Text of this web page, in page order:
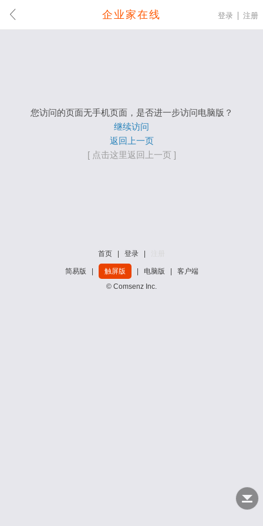
企业家在线 登录 注册
您访问的页面无手机页面，是否进一步访问电脑版？
继续访问
返回上一页
[ 点击这里返回上一页 ]
首页 登录
简易版 触屏版 电脑版
客户端
© Comsenz Inc.